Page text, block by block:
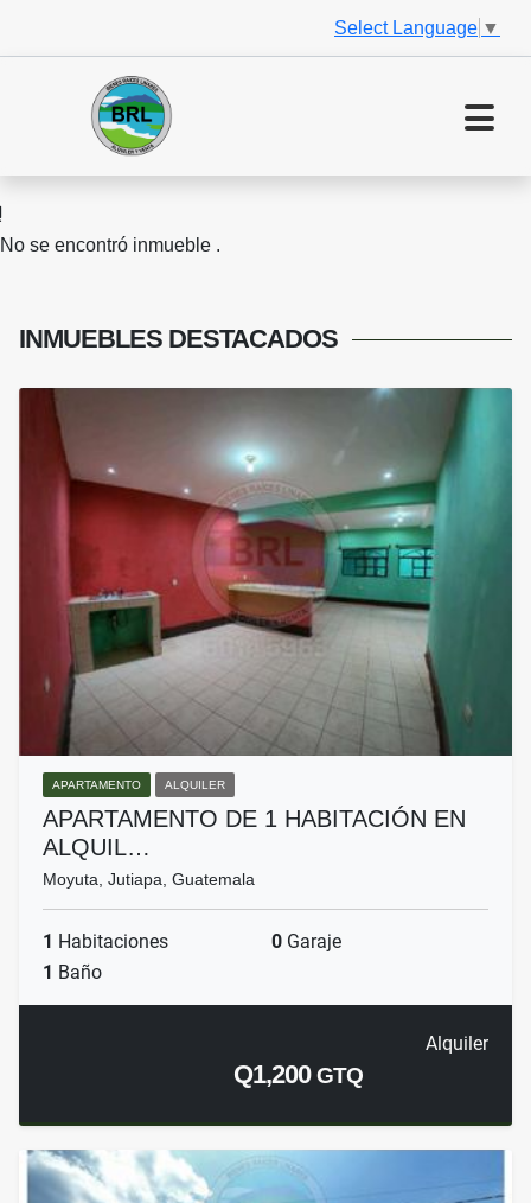
Select Language ▼
No se encontró inmueble .
INMUEBLES DESTACADOS
APARTAMENTO ALQUILER
APARTAMENTO DE 1 HABITACIÓN EN
ALQUIL…
Moyuta, Jutiapa, Guatemala
1 Habitaciones 0 Garaje
1 Baño
Alquiler
Q1,200GTQ